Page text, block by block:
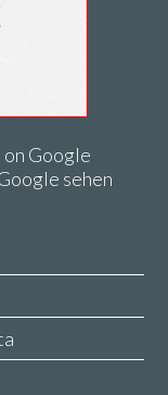
Google
sehen